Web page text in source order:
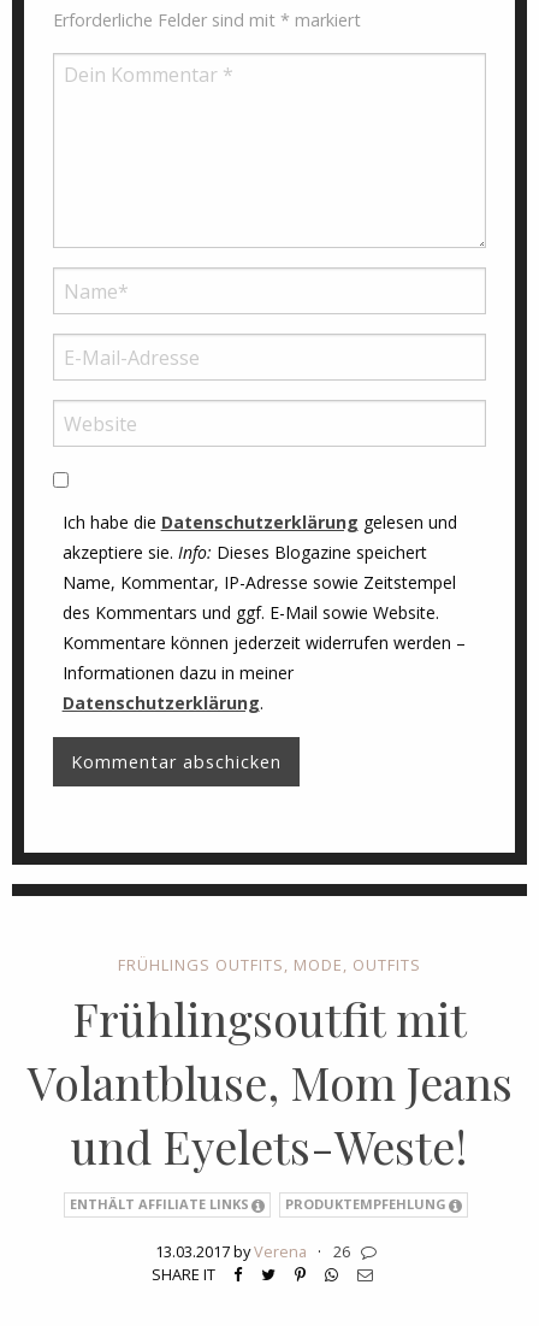
Erforderliche Felder sind mit * markiert
Ich habe die Datenschutzerklärung gelesen und
akzeptiere sie. Info: Dieses Blogazine speichert
Name, Kommentar, IP-Adresse sowie Zeitstempel
des Kommentars und ggf. E-Mail sowie Website.
Kommentare können jederzeit widerrufen werden –
Informationen dazu in meiner
Datenschutzerklärung.
FRÜHLINGS OUTFITS, MODE, OUTFITS
Frühlingsoutfit mit
Volantbluse, Mom Jeans
und Eyelets-Weste!
ENTHÄLT AFFILIATE LINKS PRODUKTEMPFEHLUNG
13.03.2017 byVerena ·
26
SHARE IT